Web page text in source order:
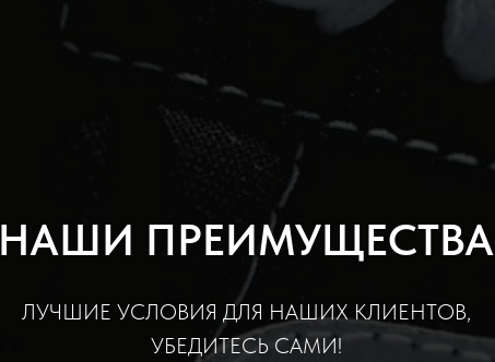
НАШИ ПРЕИМУЩЕСТВА
ЛУЧШИЕ УСЛОВИЯ ДЛЯ НАШИХ КЛИЕНТОВ,
УБЕДИТЕСЬ САМИ!